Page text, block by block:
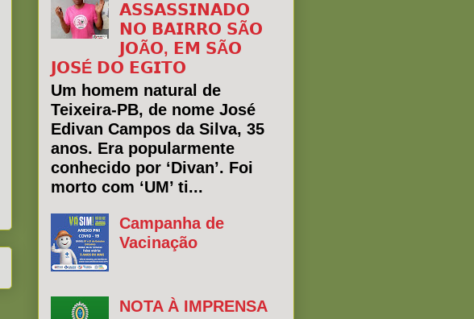
𝗔𝗦𝗦𝗔𝗦𝗦𝗜𝗡𝗔𝗗𝗢
𝗡𝗢 𝗕𝗔𝗜𝗥𝗥𝗢 𝗦Ã𝗢
𝗝𝗢Ã𝗢, 𝗘𝗠 𝗦Ã𝗢
𝗝𝗢𝗦É 𝗗𝗢 𝗘𝗚𝗜𝗧𝗢
Um homem natural de
Teixeira-PB, de nome José
Edivan Campos da Silva, 35
anos. Era popularmente
conhecido por ‘Divan’. Foi
morto com ‘UM’ ti...
Campanha de
Vacinação
NOTA À IMPRENSA